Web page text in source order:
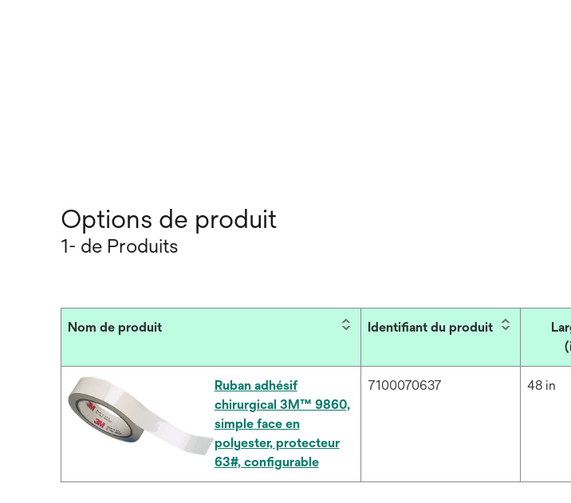
Options de produit
1- de Produits
Nom de produit Identifiant du produit
Ruban adhésif
chirurgical 3M™ 9860,
simple face en
polyester, protecteur
63#, configurable
7100070637 48 in